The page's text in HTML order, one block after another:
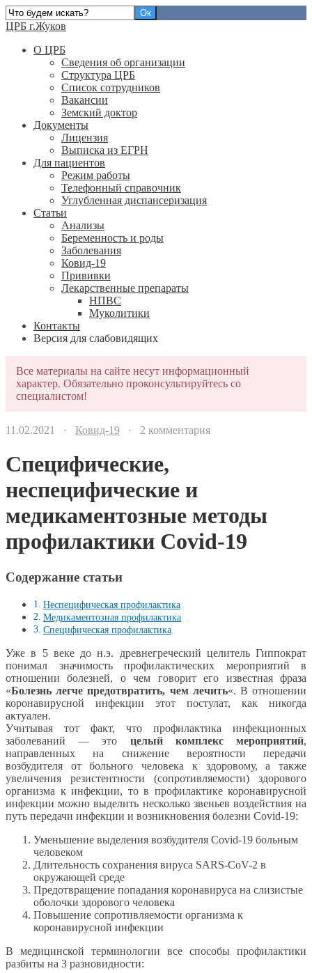
ЦРБ г.Жуков
О ЦРБ
Сведения об организации
Структура ЦРБ
Список сотрудников
Вакансии
Земский доктор
Документы
Лицензия
Выписка из ЕГРН
Для пациентов
Режим работы
Телефонный справочник
Углубленная диспансеризация
Статьи
Анализы
Беременность и роды
Заболевания
Ковид-19
Прививки
Лекарственные препараты
НПВС
Муколитики
Контакты
Версия для слабовидящих
Все материалы на сайте несут информационный
характер. Обязательно проконсультируйтесь со
специалистом!
11.02.2021 · Ковид-19 · 2 комментария
Специфические,
неспецифические и
медикаментозные методы
профилактики Covid-19
Содержание статьи
Неспецифическая профилактика
Медикаментозная профилактика
Специфическая профилактика
Уже в 5 веке до н.э. древнегреческий целитель Гиппократ
понимал значимость профилактических мероприятий в
отношении болезней, о чем говорит его известная фраза
«Болезнь легче предотвратить, чем лечить«. В отношении
коронавирусной инфекции этот постулат, как никогда
актуален.
Учитывая тот факт, что профилактика инфекционных
заболеваний — это целый комплекс мероприятий,
направленных на снижение вероятности передачи
возбудителя от больного человека к здоровому, а также
увеличения резистентности (сопротивляемости) здорового
организма к инфекции, то в профилактике коронавирусной
инфекции можно выделить несколько звеньев воздействия на
путь передачи инфекции и возникновения болезни Covid-19:
Уменьшение выделения возбудителя Covid-19 больным
человеком
Длительность сохранения вируса SARS-CoV-2 в
окружающей среде
Предотвращение попадания коронавируса на слизистые
оболочки здорового человека
Повышение сопротивляемости организма к
коронавирусной инфекции
В медицинской терминологии все способы профилактики
разбиты на 3 разновидности: